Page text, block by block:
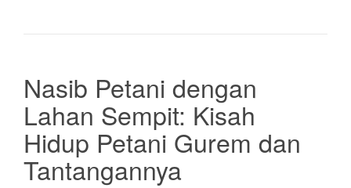
Nasib Petani dengan
Lahan Sempit: Kisah
Hidup Petani Gurem dan
Tantangannya